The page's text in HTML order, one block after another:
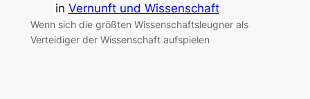
in Vernunft und Wissenschaft
Wenn sich die größten Wissenschaftsleugner als
Verteidiger der Wissenschaft aufspielen